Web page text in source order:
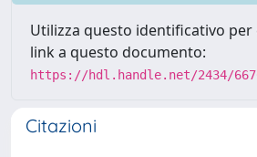
Utilizza questo identificativo
link a questo documento:
https://hdl.handle.net/2434/
Citazioni